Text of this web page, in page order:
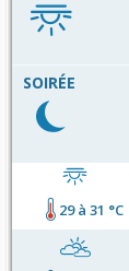
SOIRÉE
29 à 31 °C